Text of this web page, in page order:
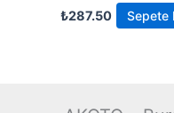
₺287.50 Sepete